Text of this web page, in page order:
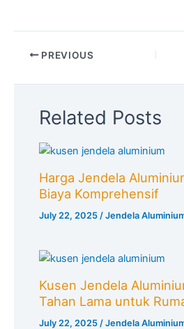
PREVIOUS
Related Posts
Harga Jendela
Biaya Komprehensif
July 22, 2025 /Jendela
Kusen Jendela
Tahan Lama untuk
July 22, 2025 /Jendela